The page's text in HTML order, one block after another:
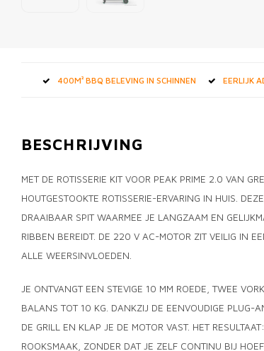
400M² BBQ BELEVING IN SCHINNEN EERLIJK
BESCHRIJVING
MET DE ROTISSERIE KIT VOOR PEAK PRIME 2.0 VAN
HOUTGESTOOKTE ROTISSERIE-ERVARING IN HUIS.
DRAAIBAAR SPIT WAARMEE JE LANGZAAM EN
RIBBEN BEREIDT. DE 220 V AC-MOTOR ZIT VEILIG IN
ALLE WEERSINVLOEDEN.
JE ONTVANGT EEN STEVIGE 10 MM ROEDE, TWEE
BALANS TOT 10 KG. DANKZIJ DE EENVOUDIGE PLUG-
DE GRILL EN KLAP JE DE MOTOR VAST. HET
ROOKSMAAK, ZONDER DAT JE ZELF CONTINU BIJ